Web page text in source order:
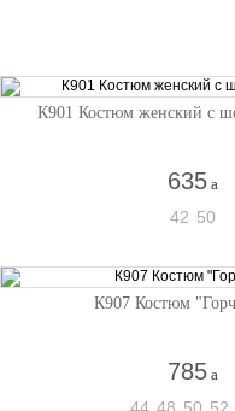
К901 Костюм женский с
635 a
42 50
К907 Костюм
785 a
44 48 50 52